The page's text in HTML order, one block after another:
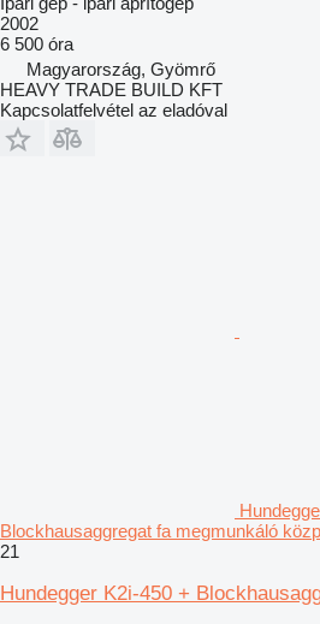
2002
6 500 óra
Magyarország, Gyömrő
HEAVY TRADE BUILD KFT
Kapcsolatfelvétel az eladóval
Blockhausaggregat fa megmunkáló
21
Hundegger K2i-450 +